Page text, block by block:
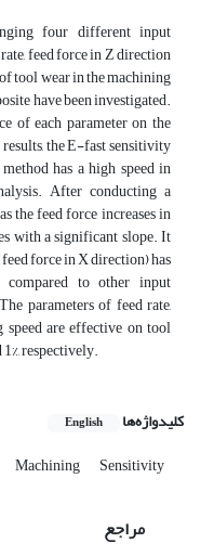
four different input
feed force in Z direction
tool wear in the machining
have been investigated.
of each parameter on the
the E-fast sensitivity
has a high speed in
After conducting a
the feed force increases in
with a significant slope. It
force in X direction) has
to other input
parameters of feed rate,
are effective on tool
respectively.
کلیدواژه‌ها English
Machining Sensitivity
مراجع